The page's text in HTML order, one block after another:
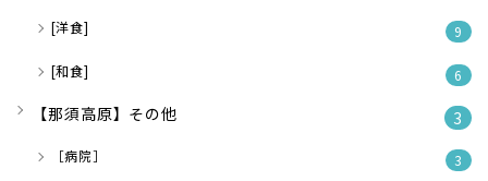
[洋食] 9
[和食] 6
【那須高原】その他 3
［病院］ 3